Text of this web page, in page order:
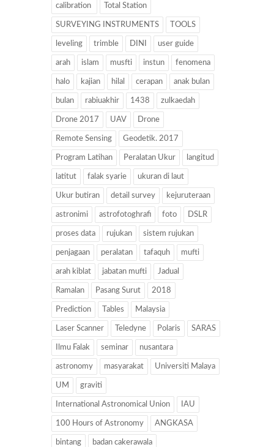
calibration Total Station
SURVEYING INSTRUMENTS TOOLS
leveling trimble DINI user guide
arah islam musfti instun fenomena
halo kajian hilal cerapan anak bulan
bulan rabiuakhir 1438 zulkaedah
Drone 2017 UAV Drone
Remote Sensing Geodetik. 2017
Program Latihan Peralatan Ukur langitud
latitut falak syarie ukuran di laut
Ukur butiran detail survey kejuruteraan
astronimi astrofotoghrafi foto DSLR
proses data rujukan sistem rujukan
penjagaan peralatan tafaquh mufti
arah kiblat jabatan mufti Jadual
Ramalan Pasang Surut 2018
Prediction Tables Malaysia
Laser Scanner Teledyne Polaris SARAS
Ilmu Falak seminar nusantara
astronomy masyarakat Universiti Malaya
UM graviti
International Astronomical Union IAU
100 Hours of Astronomy ANGKASA
bintang badan cakerawala